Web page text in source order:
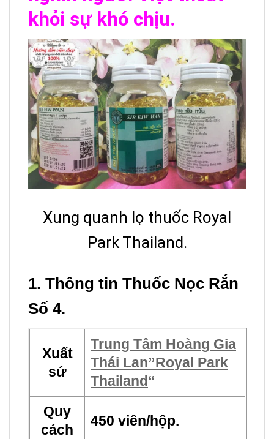
khỏi sự khó chịu.
Xung quanh lọ thuốc Royal
Park Thailand.
1. Thông tin Thuốc Nọc Rắn
Số 4.
Xuất
sứ
Trung Tâm Hoàng Gia
Thái Lan”Royal Park
Thailand“
Quy
cách
450 viên/hộp.